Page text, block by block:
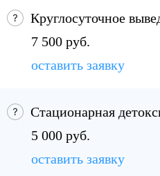
Круглосуточное
7 500 руб.
оставить заявку
Стационарная
5 000 руб.
оставить заявку